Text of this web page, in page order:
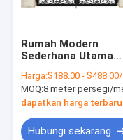
Rumah Modern
Sederhana Utama
Pedestrian Gate
Tempa
Harga:$188.00 - $488.00/ square meter
MOQ:8 meter persegi/meter
dapatkan harga terbaru
Hubungi sekarang